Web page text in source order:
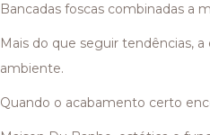
Bancadas foscas combinadas a
Mais do que seguir tendências,
ambiente.
Quando o acabamento certo